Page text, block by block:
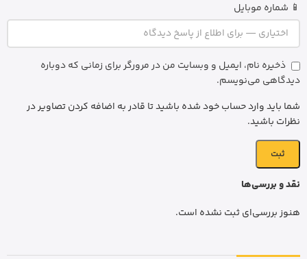
نقد و بررسی‌ها
هنوز بررسی‌ای ثبت نشده است.
📱 شماره موبایل
ذخیره نام، ایمیل و وبسایت من در مرورگر برای زمانی که دوباره
دیدگاهی می‌نویسم.
شما باید وارد حساب خود شده باشید تا قادر به اضافه کردن تصاویر در
نظرات باشید.